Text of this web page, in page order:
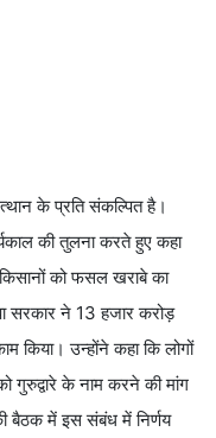
के प्रति संकल्पित है।
की तुलना करते हुए कहा
को फसल खराबे का
सरकार ने 13 हजार करोड़
किया। उन्होंने कहा कि लोगों
गुरुद्वारे के नाम करने की मांग
बैठक में इस संबंध में निर्णय